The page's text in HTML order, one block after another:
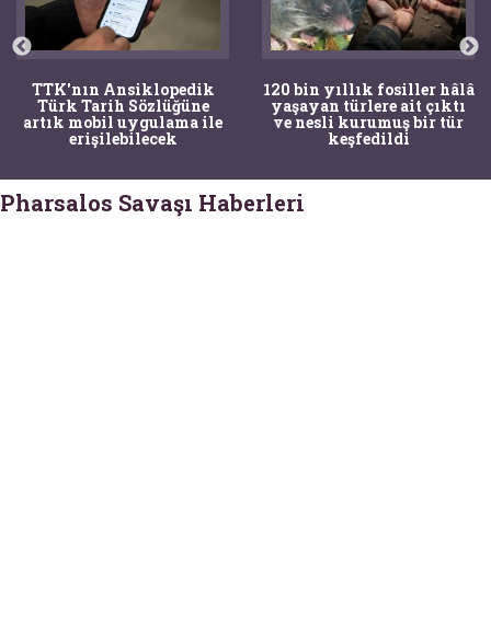
TTK'nın Ansiklopedik
Türk Tarih Sözlüğüne
artık mobil uygulama ile
erişilebilecek
120 bin yıllık fosiller hâlâ
yaşayan türlere ait çıktı
ve nesli kurumuş bir tür
keşfedildi
Pharsalos Savaşı Haberleri